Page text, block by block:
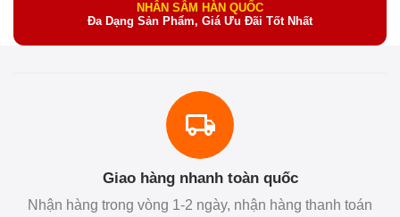
NHÂN SÂM HÀN QUỐC
Đa Dạng Sản Phẩm, Giá Ưu Đãi Tốt Nhất
Giao hàng nhanh toàn quốc
Nhận hàng trong vòng 1-2 ngày, nhận hàng thanh toán